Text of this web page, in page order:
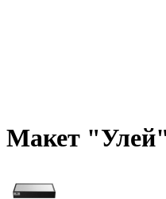
Макет